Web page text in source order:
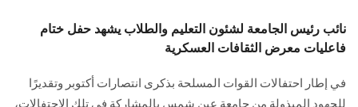
نائب رئيس الجامعة لشئون التعليم والطلاب يشهد حفل ختام
فاعليات معرض الثقافات العسكرية
في إطار احتفالات القوات المسلحة بذكرى انتصارات أكتوبر وتقديرًا
للجهود المبذولة من جامعة عين شمس بالمشاركة في تلك الاحتفالات،